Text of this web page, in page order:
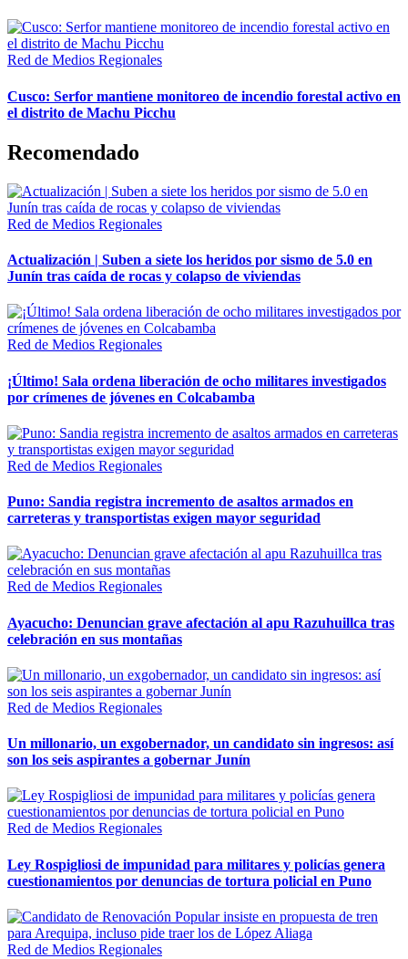
Red de Medios Regionales
Cusco: Serfor mantiene monitoreo de incendio forestal activo en
el distrito de Machu Picchu
Recomendado
Red de Medios Regionales
Actualización | Suben a siete los heridos por sismo de 5.0 en
Junín tras caída de rocas y colapso de viviendas
Red de Medios Regionales
¡Último! Sala ordena liberación de ocho militares investigados
por crímenes de jóvenes en Colcabamba
Red de Medios Regionales
Puno: Sandia registra incremento de asaltos armados en
carreteras y transportistas exigen mayor seguridad
Red de Medios Regionales
Ayacucho: Denuncian grave afectación al apu Razuhuillca tras
celebración en sus montañas
Red de Medios Regionales
Un millonario, un exgobernador, un candidato sin ingresos: así
son los seis aspirantes a gobernar Junín
Red de Medios Regionales
Ley Rospigliosi de impunidad para militares y policías genera
cuestionamientos por denuncias de tortura policial en Puno
Red de Medios Regionales